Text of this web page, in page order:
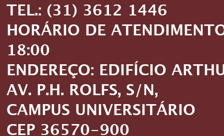
TEL.: (31) 3612 1446
HORÁRIO DE
18:00
ENDEREÇO: EDIFÍCIO
AV. P.H. ROLFS, S/N,
CAMPUS UNIVERSITÁRIO